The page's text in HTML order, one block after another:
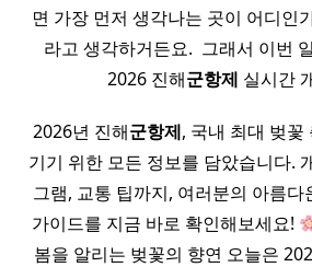
면 가장 먼저 생각나는 곳이 어디인
라고 생각하거든요. ​ 그래서 이번
2026 진해군항제 실시간
2026년 진해군항제, 국내 최대 벚꽃
기기 위한 모든 정보를 담았습니다.
그램, 교통 팁까지, 여러분의 아름
가이드를 지금 바로 확인해보세요!
봄을 알리는 벚꽃의 향연 오늘은